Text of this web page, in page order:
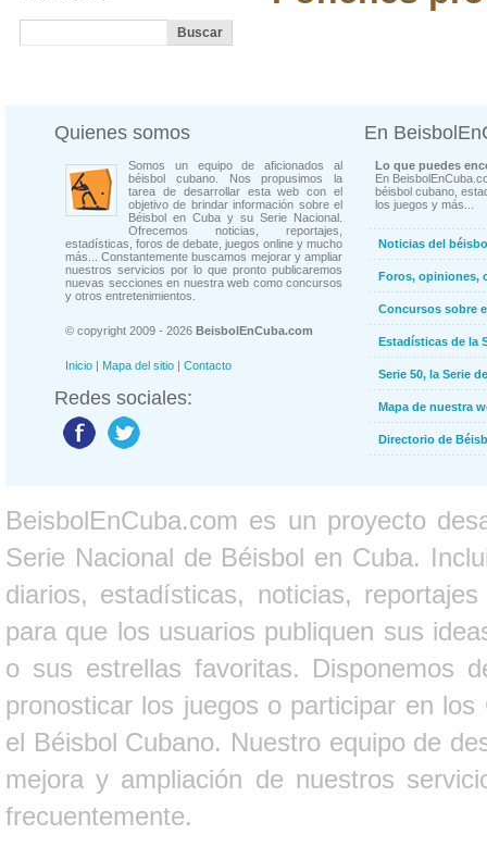
Quienes somos
Somos un equipo de aficionados al
béisbol cubano. Nos propusimos la
tarea de desarrollar esta web con el
objetivo de brindar información sobre el
Béisbol en Cuba y su Serie Nacional.
Ofrecemos noticias, reportajes,
estadísticas, foros de debate, juegos online y mucho
más... Constantemente buscamos mejorar y ampliar
nuestros servicios por lo que pronto publicaremos
nuevas secciones en nuestra web como concursos
y otros entretenimientos.
© copyright 2009 - 2026 BeisbolEnCuba.com
Inicio | Mapa del sitio | Contacto
Redes sociales:
En
Lo que puedes
En
béisbol cubano,
los juegos y más...
Noticias del
Foros, opiniones,
Concursos sobre
Estadísticas de la
Serie 50, la Serie
Mapa de nuestra
Directorio de
BeisbolEnCuba.com es un proyecto
Serie Nacional de Béisbol en Cuba.
diarios, estadísticas, noticias,
para que los usuarios publiquen sus
o sus estrellas favoritas. Disponemos
pronosticar los juegos o participar en
el Béisbol Cubano. Nuestro equipo de
mejora y ampliación de nuestros
frecuentemente.